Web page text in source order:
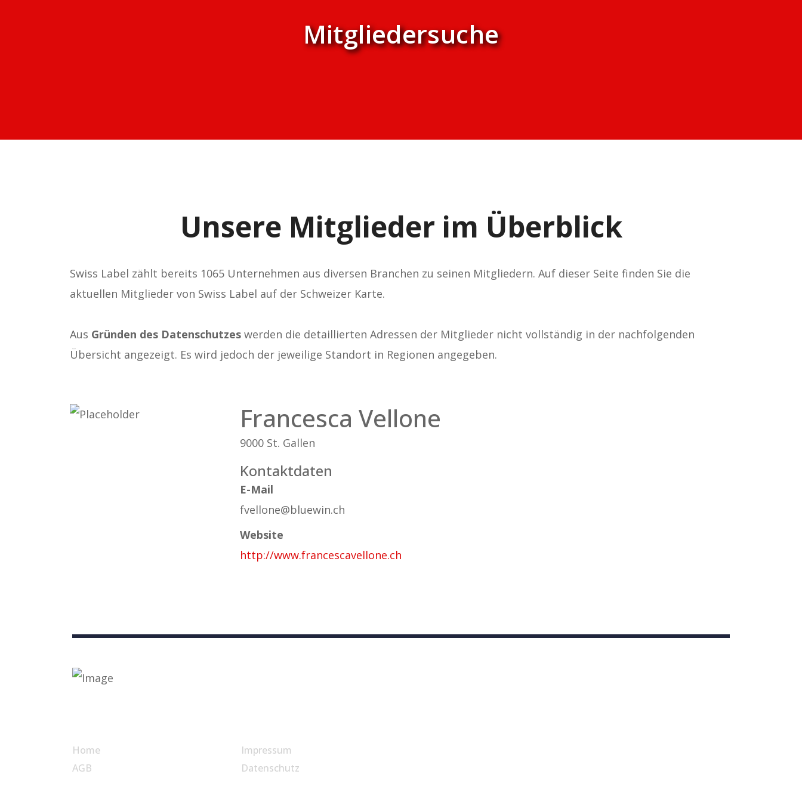
Mitgliedersuche
Unsere Mitglieder im Überblick
Swiss Label zählt bereits 1065 Unternehmen aus diversen Branchen zu seinen Mitgliedern. Auf dieser Seite finden Sie die
aktuellen Mitglieder von Swiss Label auf der Schweizer Karte.
Aus Gründen des Datenschutzes werden die detaillierten Adressen der Mitglieder nicht vollständig in der nachfolgenden
Übersicht angezeigt. Es wird jedoch der jeweilige Standort in Regionen angegeben.
Francesca Vellone
9000 St. Gallen
Kontaktdaten
E-Mail
fvellone@bluewin.ch
Website
http://www.francescavellone.ch
Home
AGB
Impressum
Datenschutz